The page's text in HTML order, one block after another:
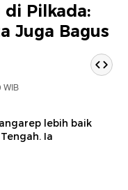
di Pilkada:
Juga Bagus
WIB
lebih baik
Ia